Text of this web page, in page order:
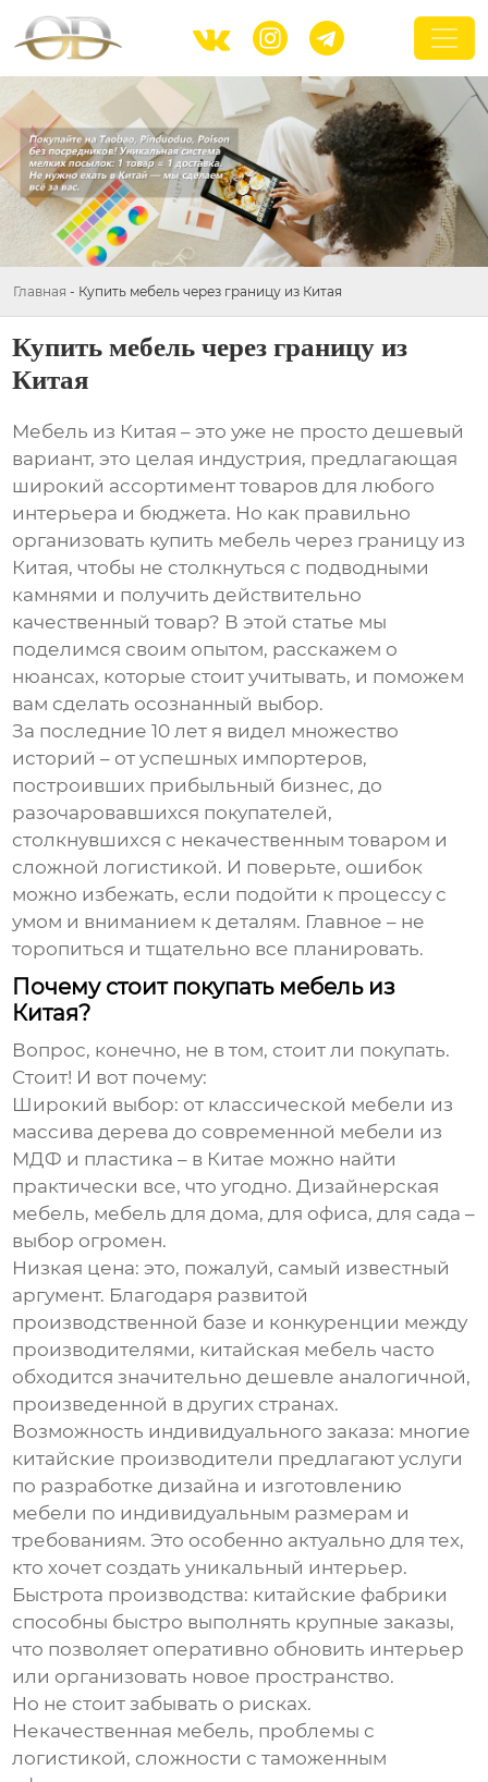
  
Главная - Купить мебель через границу из Китая
Купить мебель через границу из
Китая
Мебель из Китая – это уже не просто дешевый
вариант, это целая индустрия, предлагающая
широкий ассортимент товаров для любого
интерьера и бюджета. Но как правильно
организовать купить мебель через границу из
Китая, чтобы не столкнуться с подводными
камнями и получить действительно
качественный товар? В этой статье мы
поделимся своим опытом, расскажем о
нюансах, которые стоит учитывать, и поможем
вам сделать осознанный выбор.
За последние 10 лет я видел множество
историй – от успешных импортеров,
построивших прибыльный бизнес, до
разочаровавшихся покупателей,
столкнувшихся с некачественным товаром и
сложной логистикой. И поверьте, ошибок
можно избежать, если подойти к процессу с
умом и вниманием к деталям. Главное – не
торопиться и тщательно все планировать.
Почему стоит покупать мебель из
Китая?
Вопрос, конечно, не в том, стоит ли покупать.
Стоит! И вот почему:
Широкий выбор: от классической мебели из
массива дерева до современной мебели из
МДФ и пластика – в Китае можно найти
практически все, что угодно. Дизайнерская
мебель, мебель для дома, для офиса, для сада –
выбор огромен.
Низкая цена: это, пожалуй, самый известный
аргумент. Благодаря развитой
производственной базе и конкуренции между
производителями, китайская мебель часто
обходится значительно дешевле аналогичной,
произведенной в других странах.
Возможность индивидуального заказа: многие
китайские производители предлагают услуги
по разработке дизайна и изготовлению
мебели по индивидуальным размерам и
требованиям. Это особенно актуально для тех,
кто хочет создать уникальный интерьер.
Быстрота производства: китайские фабрики
способны быстро выполнять крупные заказы,
что позволяет оперативно обновить интерьер
или организовать новое пространство.
Но не стоит забывать о рисках.
Некачественная мебель, проблемы с
логистикой, сложности с таможенным